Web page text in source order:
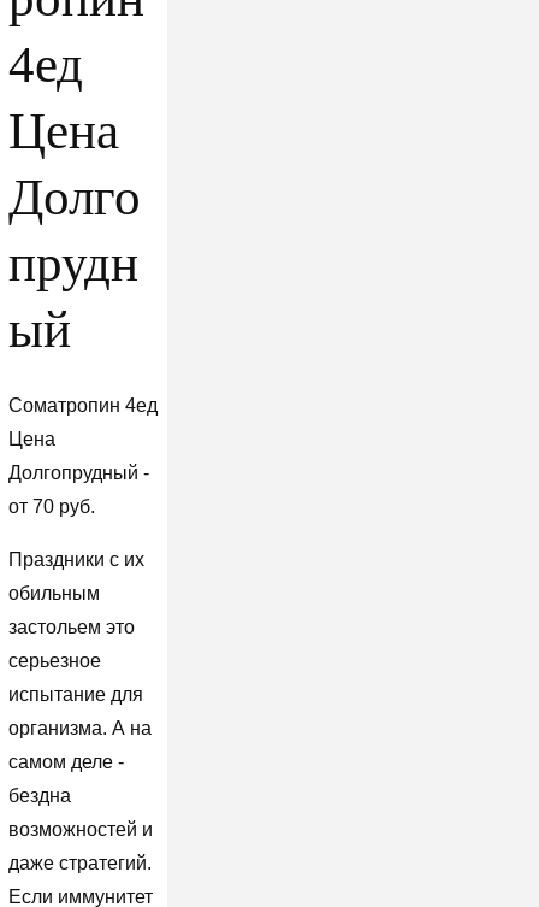
4ед
Цена
Долго
прудн
ый
Cоматропин 4ед
Цена
Долгопрудный -
от 70 руб.
Праздники с их
обильным
застольем это
серьезное
испытание для
организма. А на
самом деле -
бездна
возможностей и
даже стратегий.
Если иммунитет